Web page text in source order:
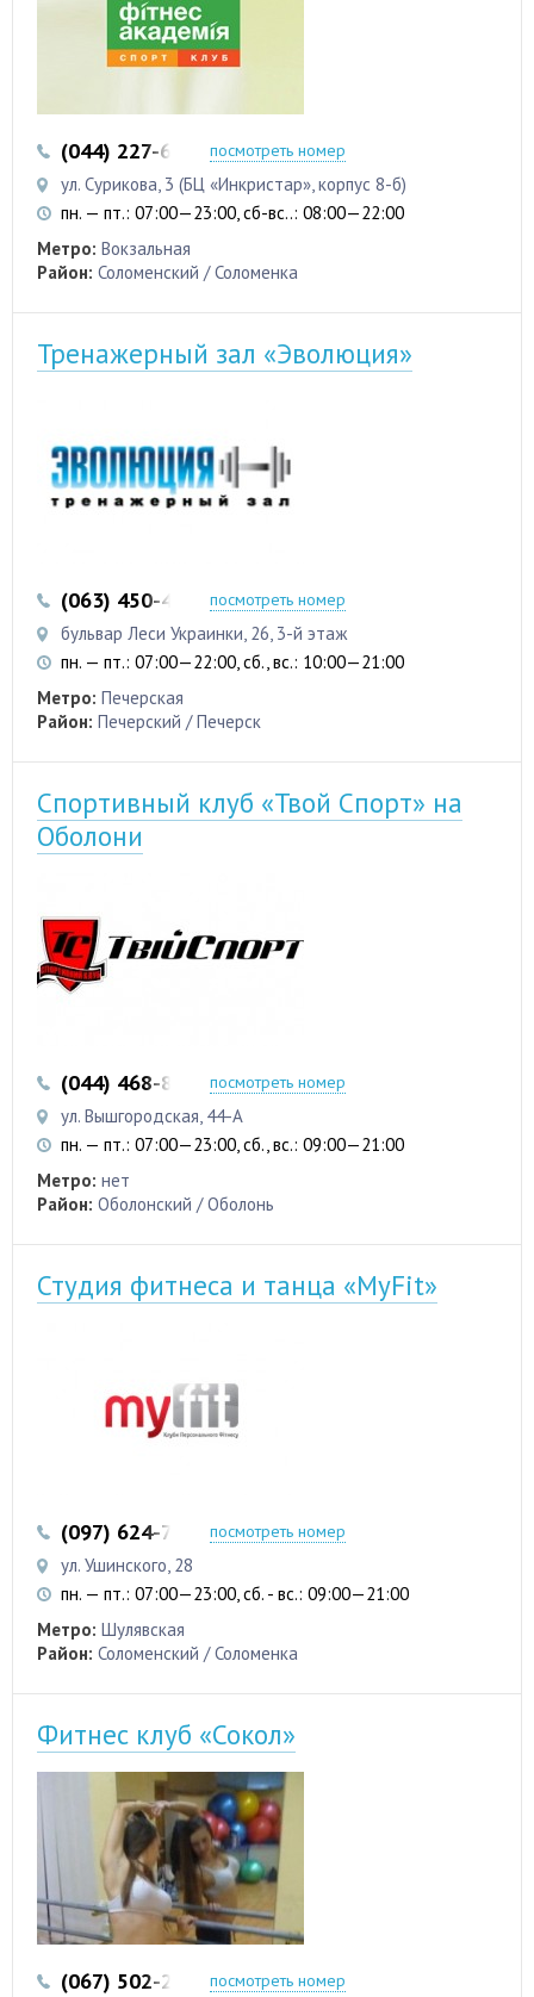
(044) 227-61-06 (050) 442-83-96
посмотреть номер
ул. Сурикова, 3 (БЦ «Инкристар», корпус 8-б)
пн. — пт.: 07:00—23:00, сб-вс..: 08:00—22:00
Метро: Вокзальная
Район: Соломенский / Соломенка
Тренажерный зал «Эволюция»
(063) 450-42-88посмотреть номер
бульвар Леси Украинки, 26, 3-й этаж
пн. — пт.: 07:00—22:00, сб., вс.: 10:00—21:00
Метро: Печерская
Район: Печерский / Печерск
Спортивный клуб «Твой Спорт» на
Оболони
(044) 468-83-33посмотреть номер
ул. Вышгородская, 44-А
пн. — пт.: 07:00—23:00, сб., вс.: 09:00—21:00
Метро: нет
Район: Оболонский / Оболонь
Студия фитнеса и танца «MyFit»
(097) 624-74-35посмотреть номер
ул. Ушинского, 28
пн. — пт.: 07:00—23:00, сб. - вс.: 09:00—21:00
Метро: Шулявская
Район: Соломенский / Соломенка
Фитнес клуб «Сокол»
(067) 502-29-69 (067) 527-39-31
посмотреть номер